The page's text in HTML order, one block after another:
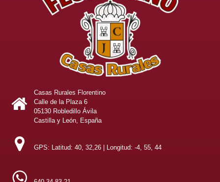
Casas Rurales Florentino
Calle de la Plaza 6
05130 Robledillo Ávila
Castilla y León, España
GPS: Latitud: 40, 32,26 | Longitud: -4, 55, 44